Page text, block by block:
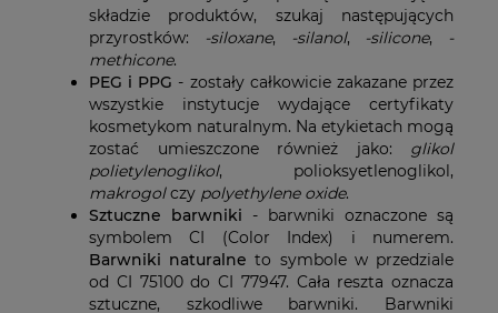
składzie produktów, szukaj następujących
przyrostków:
-siloxane, -silanol, -silicone,
-
methicone.
PEG i PPG - zostały całkowicie zakazane przez
wszystkie instytucje wydające certyfikaty
kosmetykom naturalnym. Na etykietach mogą
zostać umieszczone również jako: glikol
polietylenoglikol, polioksyetlenoglikol,
makrogolczy polyethylene oxide.
Sztuczne barwniki - barwniki oznaczone są
symbolem CI (Color Index) i numerem.
Barwniki naturalne to symbole w przedziale
od CI 75100 do CI 77947. Cała reszta oznacza
sztuczne, szkodliwe barwniki. Barwniki